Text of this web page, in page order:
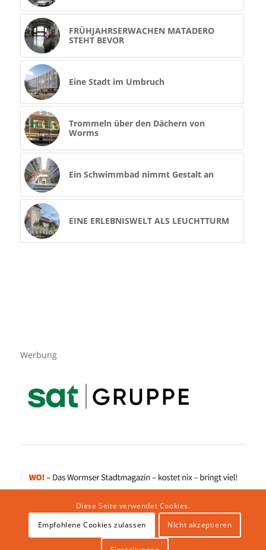
FRÜHJAHRSERWACHEN MATADERO
STEHT BEVOR
Eine Stadt im Umbruch
Trommeln über den Dächern von
Worms
Ein Schwimmbad nimmt Gestalt an
EINE ERLEBNISWELT ALS LEUCHTTURM
Werbung
Impressum|Datenschutzerklärung|Website von klicklabor.de|
Diese Seite verwendet Cookies.
Empfohlene Cookies zulassen
NIcht akzeptieren